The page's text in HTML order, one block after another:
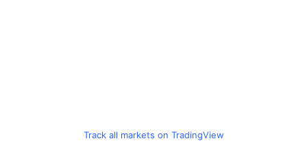
Track all markets on TradingView